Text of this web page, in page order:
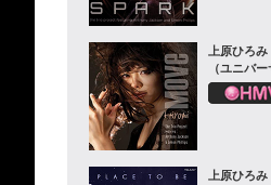
上原ひろみ
（ユニバ
上原ひろみ